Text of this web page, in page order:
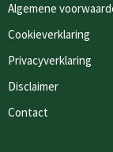
Algemene
Cookieverklaring
Privacyverklaring
Disclaimer
Contact